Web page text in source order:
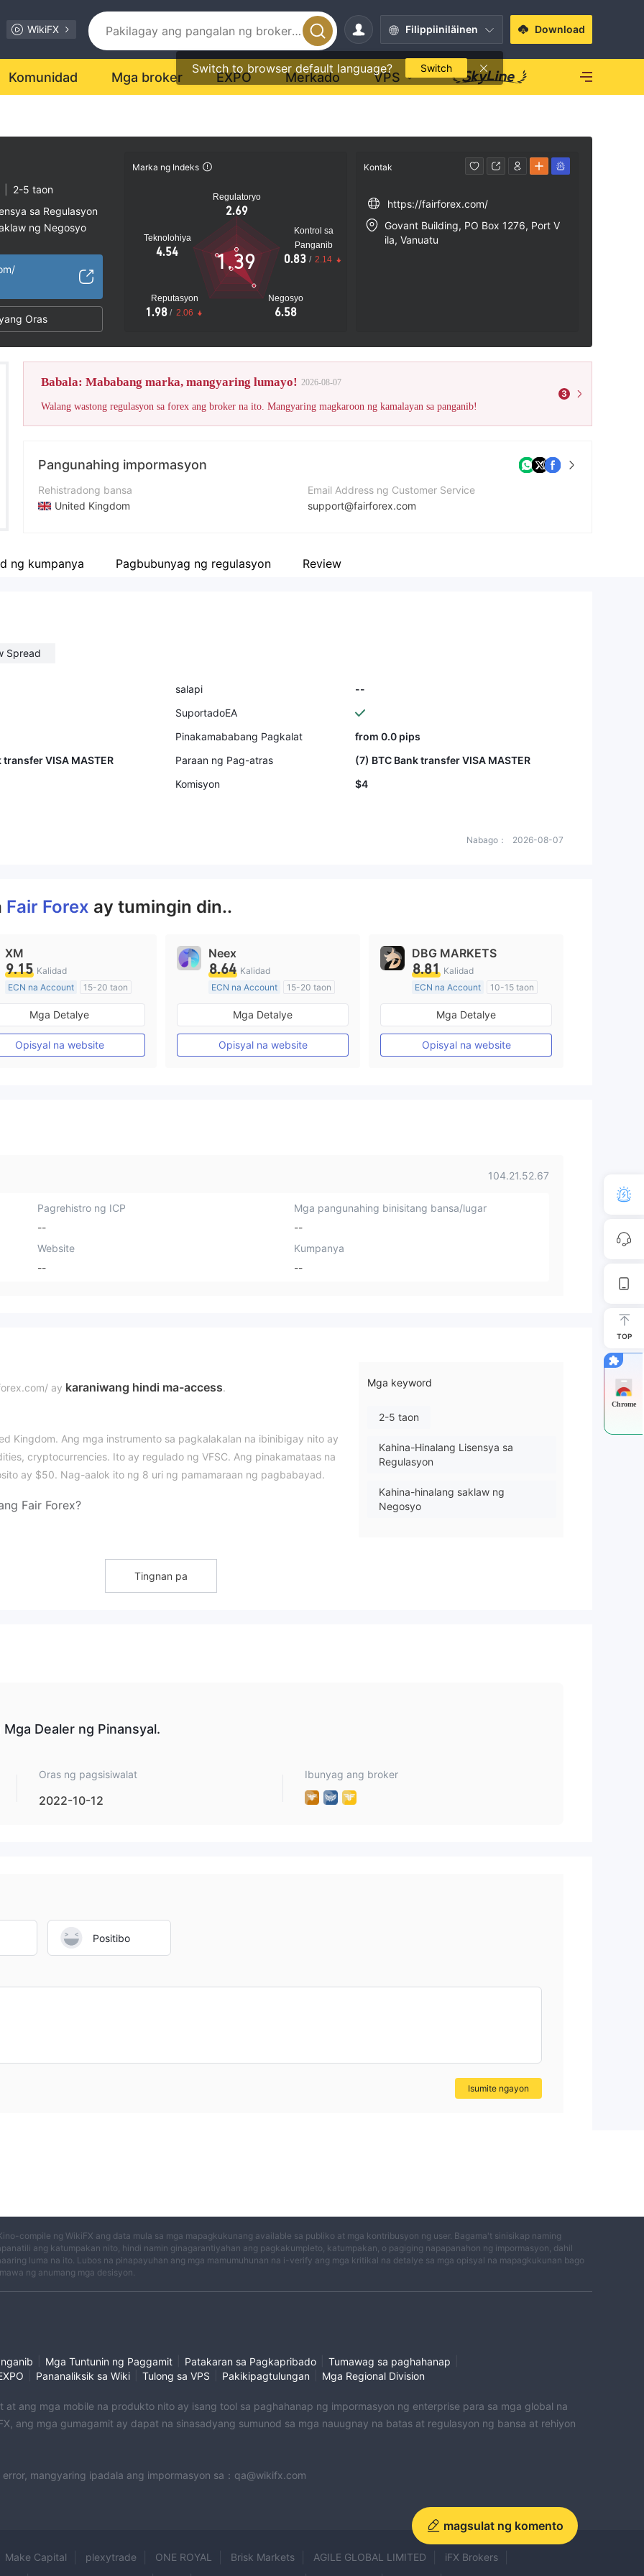
WikiFX Filippiiniläinen
Switch to browser default language? Switch
Download
Komunidad Mga broker EXPO Merkado VPS
2-5 taon
sa Regulasyon
ng Negosyo
Oras
Marka ng Indeks
Regulatoryo
2.69
Teknolohiya
4.54
Reputasyon
1.98 / 2.06
Negosyo
6.58
Kontrol sa
Panganib
0.83 / 2.14
1.39
Kontak
https://fairforex.com/
Govant Building, PO Box 1276, Port V
ila, Vanuatu
Babala: Mababang marka, mangyaring lumayo! 2026-08-07
Walang wastong regulasyon sa forex ang broker na ito. Mangyaring magkaroon ng kamalayan sa panganib!
3
Pangunahing impormasyon
Rehistradong bansa
United Kingdom
Kumpanya
Email Address ng Customer Service
support@fairforex.com
address ng kumpanya
ng kumpanya Pagbubunyag ng regulasyon Review
Spread
salapi
--
SuportadoEA
Pinakamababang Pagkalat
from 0.0 pips
transfer VISA MASTER Paraan ng Pag-atras
(7) BTC Bank transfer VISA MASTER
Komisyon
$4
Nabago： 2026-08-07
Fair Forex ay tumingin din..
XM
9.15 Kalidad
ECN na Account
15-20 taon
Kinokontrol sa Australia
Paggawa ng Market (MM)
Pangunahing label na MT4
Mga Detalye
Opisyal na website
Neex
8.64 Kalidad
ECN na Account
15-20 taon
Kinokontrol sa Australia
Paggawa ng Market (MM)
Pangunahing label na MT4
Mga Detalye
Opisyal na website
DBG MARKETS
8.81 Kalidad
ECN na Account
10-15 taon
Kinokontrol sa Australia
Paggawa ng Market (MM)
Pangunahing label na MT4
Mga Detalye
Opisyal na website
104.21.52.67
Pagrehistro ng ICP
--
Mga pangunahing binisitang bansa/lugar
--
Website
--
Kumpanya
--
ay karaniwang hindi ma-access.
Kingdom. Ang mga instrumento sa pagkalakalan na ibinibigay nito ay
cryptocurrencies. Ito ay regulado ng VFSC. Ang pinakamataas na
ay $50. Nag-aalok ito ng 8 uri ng pamamaraan ng pagbabayad.
Fair Forex?
na mag-trade ng mga Stocks, indices, forex, commodities,
ay Raw Spread, Standard, Pro at Enterprise.
pips. Ang Raw Spread Account ay nagpapataw ng $6 na komisyon
bawat 1.0 lot. Ang Raw Spread Account ay nagpapataw ng $5
MT5, na sumusuporta sa mga mangangalakal sa PC, Mac, iPhone at
Mga keyword
2-5 taon
Kahina-Hinalang Lisensya sa
Regulasyon
Kahina-hinalang saklaw ng
Negosyo
Tingnan pa
Dealer ng Pinansyal.
Oras ng pagsisiwalat
2022-10-12
Ibunyag ang broker
Positibo
Isumite ngayon
magsulat ng komento
TOP
Chrome
compile ng WikiFX ang data mula sa mga mapagkukunang available sa publiko at mga kontribusyon ng user. Bagama't sinisikap naming
ang katumpakan nito, hindi namin ginagarantiyahan ang pagkakumpleto, katumpakan, o pagiging napapanahon ng impormasyon, dahil
luma na ito. Lubos na pinapayuhan ang mga mamumuhunan na i-verify ang mga kritikal na detalye sa mga opisyal na mapagkukunan bago
ng anumang mga desisyon.
Mga Tuntunin ng Paggamit Patakaran sa Pagkapribado Tumawag sa paghahanap
Pananaliksik sa Wiki Tulong sa VPS Pakikipagtulungan Mga Regional Division
at ang mga mobile na produkto nito ay isang tool sa paghahanap ng impormasyon ng enterprise para sa mga global na
ang mga gumagamit ay dapat na sinasadyang sumunod sa mga nauugnay na batas at regulasyon ng bansa at rehiyon
mangyaring ipadala ang impormasyon sa：qa@wikifx.com
Make Capital plexytrade ONE ROYAL Brisk Markets AGILE GLOBAL LIMITED
iFX Brokers